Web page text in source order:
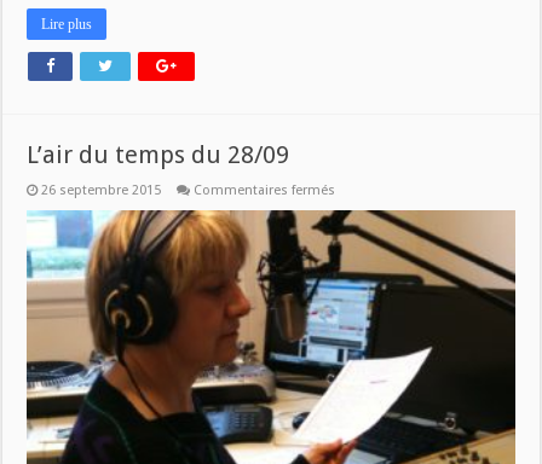
Lire plus
L’air du temps du 28/09
26 septembre 2015 Commentaires fermés
du
temps
du
28/09